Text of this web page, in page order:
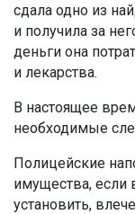
сдала одно из
и получила за
деньги она
и лекарства.
В настоящее
необходимые
Полицейские
имущества, если
установить,